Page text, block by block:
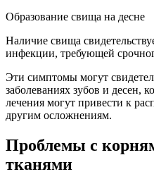
Образование свища на десне
Наличие свища
инфекции, требующей
Эти симптомы могут
заболеваниях зубов и десен,
лечения могут привести к
другим осложнениям.
Проблемы с
тканями